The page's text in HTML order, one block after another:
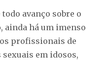
avanço sobre o
ainda há um imenso
profissionais de
sexuais em idosos,